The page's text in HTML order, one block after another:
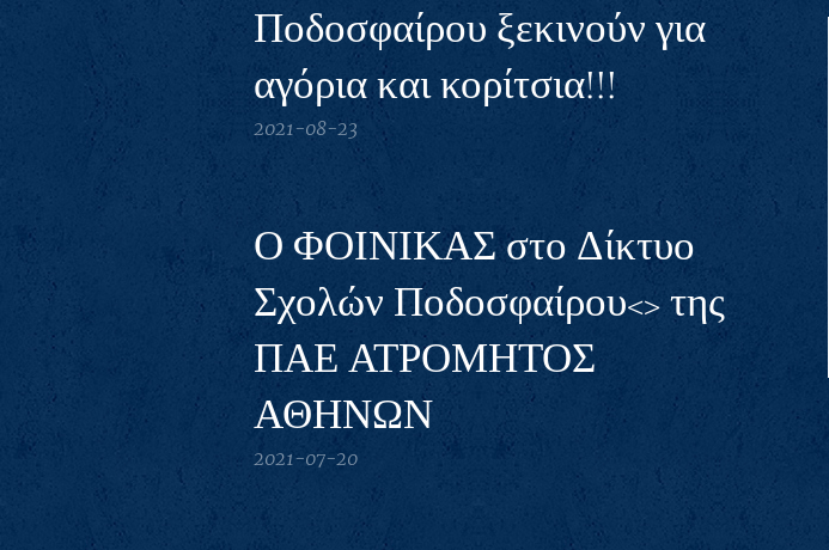
Ποδοσφαίρου ξεκινούν για
αγόρια και κορίτσια!!!
2021-08-23
Ο ΦΟΙΝΙΚΑΣ στο Δίκτυο
Σχολών Ποδοσφαίρου<> της
ΠΑΕ ΑΤΡΟΜΗΤΟΣ
ΑΘΗΝΩΝ
2021-07-20